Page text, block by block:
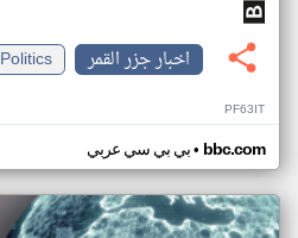
اخبار جزر القمر
Politics
PF63IT
بي بي سي عربي• bbc.com